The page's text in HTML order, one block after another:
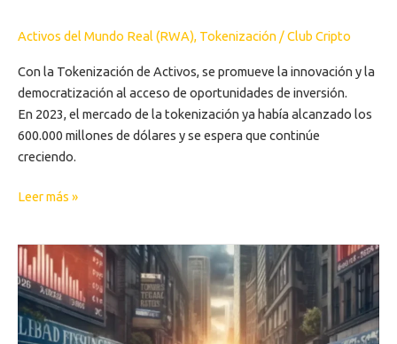
Activos del Mundo Real (RWA), Tokenización /Club Cripto
Con la Tokenización de Activos, se promueve la innovación y la
democratización al acceso de oportunidades de inversión.
En 2023, el mercado de la tokenización ya había alcanzado los
600.000 millones de dólares y se espera que continúe
creciendo.
Leer más »
Perspectivas
de
un
banquero
central